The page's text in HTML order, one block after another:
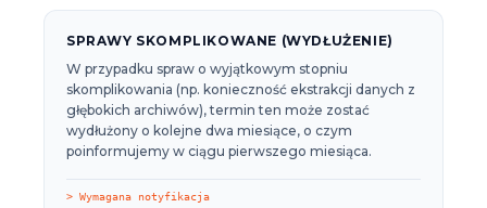
SPRAWY SKOMPLIKOWANE (WYDŁUŻENIE)
W przypadku spraw o wyjątkowym stopniu
skomplikowania (np. konieczność ekstrakcji danych z
głębokich archiwów), termin ten może zostać
wydłużony o kolejne dwa miesiące, o czym
poinformujemy w ciągu pierwszego miesiąca.
> Wymagana notyfikacja